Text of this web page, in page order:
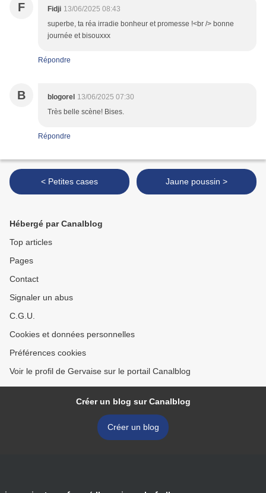
F Fidji 13/06/2025 08:43
superbe, ta réa irradie bonheur et promesse !<br /> bonne
journée et bisouxxx
Répondre
B blogorel 13/06/2025 07:30
Très belle scène! Bises.
Répondre
< Petites cases Jaune poussin >
Hébergé par Canalblog
Top articles
Pages
Contact
Signaler un abus
C.G.U.
Cookies et données personnelles
Préférences cookies
Voir le profil de Gervaise sur le portail Canalblog
Créer un blog sur Canalblog
Créer un blog